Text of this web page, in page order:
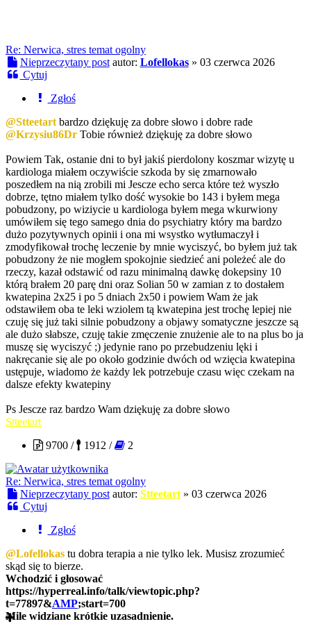
Re: Nerwica, stres temat ogolny
Nieprzeczytany post autor: Lofellokas» 03 czerwca 2026
Cytuj
Zgłoś
@Stteetart bardzo dziękuję za dobre słowo i dobre rade
@Krzysiu86Dr Tobie również dziękuję za dobre słowo
Powiem Tak, ostanie dni to był jakiś pierdolony koszmar wizytę u
kardiologa miałem oczywiście szkoda by się zmarnowało
poszedłem na nią zrobili mi Jescze echo serca które też wyszło
dobrze, tętno miałem tylko dość wysokie bo 143 i byłem mega
pobudzony, po wiziycie u kardiologa byłem mega wkurwiony
umówiłem się tego samego dnia do psychiatry który ma bardzo
dużo pozytywnych opinii i ona mi wsystko wytłumaczył i
zmodyfikował trochę leczenie by mnie wyciszyć, bo byłem już tak
pobudzony że nie mogłem spokojnie siedzieć ani poleżeć ale do
rzeczy, kazał odstawić od razu minimalną dawkę dokepsiny 10
którą brałem 20 parę dni oraz Solian 50 w zamian z to dostałem
kwatepina 2x25 i po 5 dniach 2x50 i powiem Wam że jak
odstawiłem oba te leki wziolem tą kwatepina jest trochę lepiej nie
czuję się już taki silnie pobudzony a objawy somatyczne jeszcze są
ale dużo słabsze, czuję takie zmęczenie znużenie ale to na plus bo ja
muszę się wyciszyć ;) jedynie rano po przebudzeniu lęki i
nakręcanie się ale po około godzinie dwóch od wzięcia kwatepina
ustępuje, wiadomo że każdy lek potrzebuje czasu więc czekam na
dalsze efekty kwatepiny
Ps Jescze raz bardzo Wam dziękuję za dobre słowo
Stteetart
9700 /
1912 / 2
Re: Nerwica, stres temat ogolny
Nieprzeczytany post autor: Stteetart» 03 czerwca 2026
Cytuj
Zgłoś
@Lofellokas tu dobra terapia a nie tylko lek. Musisz zrozumieć
skąd się to bierze.
Wchodzić i głosować
https://hyperreal.info/talk/viewtopic.php?
t=77897&AMP;start=700
Mile widziane krótkie uzasadnienie.